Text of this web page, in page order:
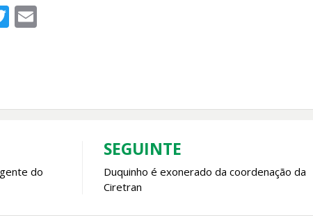
T E
do
SEGUINTE
Duquinho é exonerado da coordenação da
Ciretran